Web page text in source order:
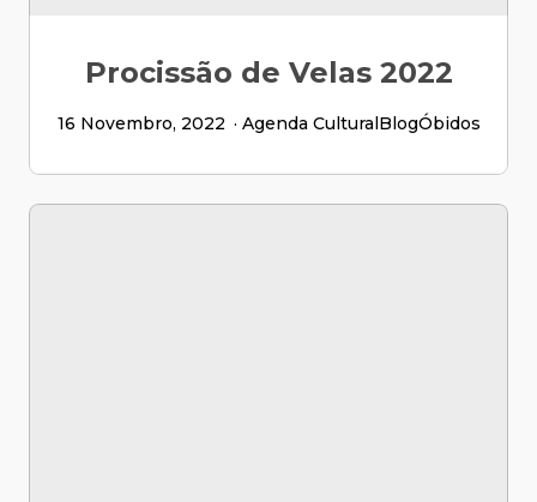
Procissão de Velas 2022
16 Novembro, 2022 Agenda CulturalBlogÓbidos